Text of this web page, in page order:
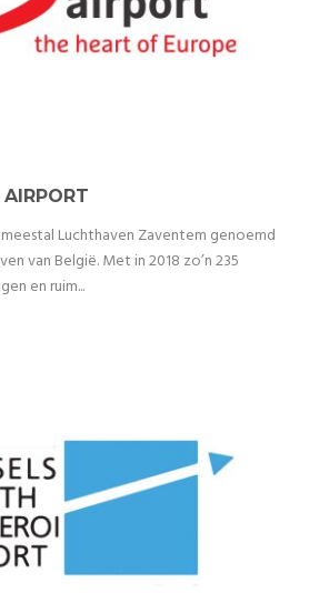
AIRPORT
meestal Luchthaven Zaventem genoemd
van België. Met in 2018 zo’n 235
en ruim...